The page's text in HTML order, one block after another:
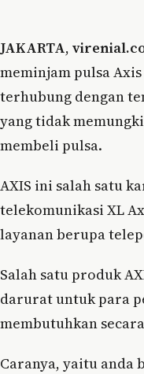
JAKARTA,
meminjam pulsa
terhubung dengan
yang tidak
membeli pulsa.
AXIS ini salah satu
telekomunikasi XL
layanan berupa
Salah satu produk
darurat untuk para
membutuhkan
Caranya, yaitu anda